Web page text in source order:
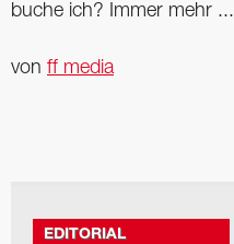
buche ich? Immer mehr ...
von ff media
EDITORIAL